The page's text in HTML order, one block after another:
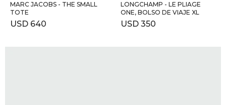
MARC JACOBS - THE SMALL
TOTE
USD 640
LONGCHAMP - LE PLIAGE
ONE, BOLSO DE VIAJE XL
USD 350